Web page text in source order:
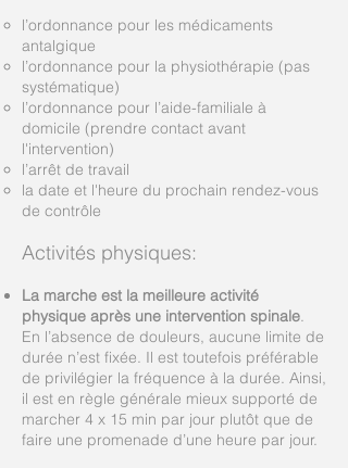
l’ordonnance pour les médicaments
antalgique
l’ordonnance pour la physiothérapie (pas
systématique)
l’ordonnance pour l’aide-familiale à
domicile (prendre contact avant
l'intervention)
l’arrêt de travail
la date et l'heure du prochain rendez-vous
de contrôle
Activités physiques:
La marche est la meilleure activité
physique après une intervention spinale.
En l’absence de douleurs, aucune limite de
durée n’est fixée. Il est toutefois préférable
de privilégier la fréquence à la durée. Ainsi,
il est en règle générale mieux supporté de
marcher 4 x 15 min par jour plutôt que de
faire une promenade d’une heure par jour.